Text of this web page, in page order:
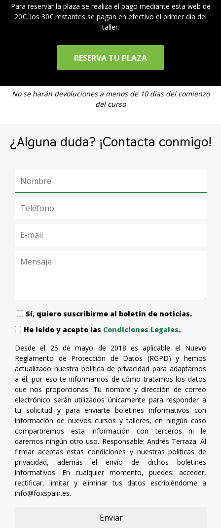
Para reservar la plaza se realiza el pago mediante esta web de
20€, los 30€ restantes se pagan en efectivo el primer día del
taller.
RESERVA TU PLAZA
No se harán devoluciones a menos de 10 días del comienzo
del curso
¿Alguna duda? ¡Contacta conmigo!
Sí, quiero suscribirme al boletín de noticias.
He leído y acepto las Condiciones Legales.
Desde el 25 de mayo de 2018 es aplicable el Nuevo
Reglamento de Protección de Datos (RGPD) y hemos
actualizado nuestra política de privacidad para adaptarnos
a él, por eso te informamos de cómo tratamos los datos
que nos proporcionas: Tu nombre y dirección de correo
electrónico serán utilizados únicamente para responder a
tu solicitud y para enviarte boletines informativos con
información de nuevos cursos y talleres, en ningún caso
compartiremos esta información con terceros ni le
daremos ningún otro uso. Responsable: Andrés Terraza. Al
firmar aceptas estas condiciones y nuestras políticas de
privacidad, además el envío de dichos boletines
informativos. En cualquier momento, puedes: acceder,
rectificar, limitar y eliminar tus datos escribiéndome a
info@foxspain.es.